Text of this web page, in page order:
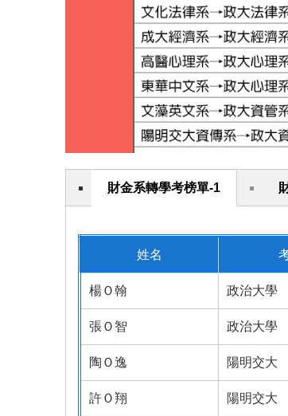
財金系轉學考榜單-1
姓名
楊Ｏ翰 政治大學
張Ｏ智 政治大學
陶Ｏ逸 陽明交大
許Ｏ翔 陽明交大